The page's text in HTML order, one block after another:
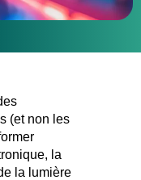
(et non les
la
la lumière